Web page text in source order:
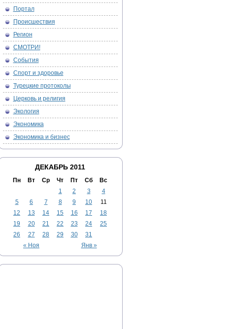
Портал
Происшествия
Регион
СМОТРИ!
События
Спорт и здоровье
Турецкие протоколы
Церковь и религия
Экология
Экономика
Экономика и бизнес
ДЕКАБРЬ 2011
Пн Вт Ср Чт Пт Сб Вс
« Ноя Янв »
1 2 3
4
5
6 7 8 9 10
11
12
13 14 15 16 17
18
19
20 21 22 23 24
25
26
27 28 29 30 31